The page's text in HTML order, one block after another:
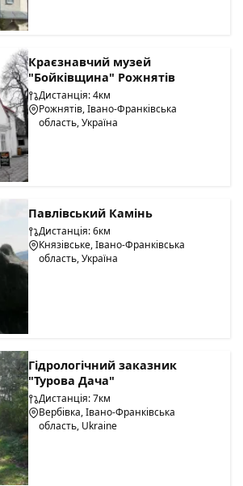
- п’ятниця
до 18:00 год.
Краєзнавчий музей
"Бойківщина" Рожнятів
Дистанція: 4км
Рожнятів, Івано-Франківська
область, Україна
Павлівський Камінь
Дистанція: 6км
Князівське, Івано-Франківська
область, Україна
Гідрологічний заказник
"Турова Дача"
Дистанція: 7км
Вербівка, Івано-Франківська
область, Ukraine